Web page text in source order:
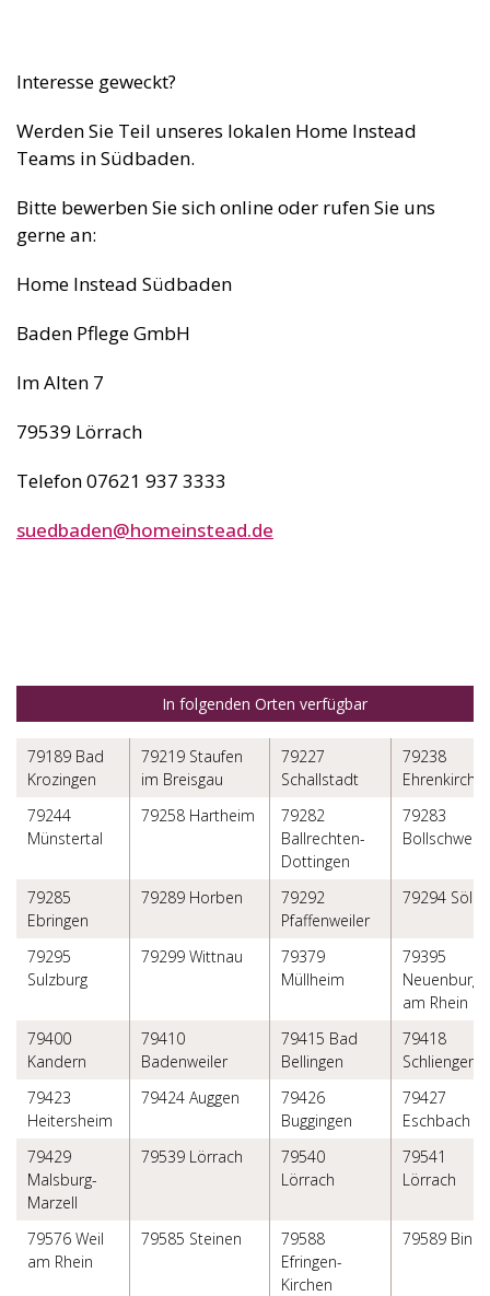
Interesse geweckt?
Werden Sie Teil unseres lokalen Home Instead
Teams in Südbaden.
Bitte bewerben Sie sich online oder rufen Sie uns
gerne an:
Home Instead Südbaden
Baden Pflege GmbH
Im Alten 7
79539 Lörrach
Telefon 07621 937 3333
suedbaden@homeinstead.de
In folgenden Orten verfügbar
79189 Bad
Krozingen
79219 Staufen
im Breisgau
79227
Schallstadt
79238
79244
Münstertal
79258 Hartheim
79282
Ballrechten-
Dottingen
79283
Bollschweil
79285
Ebringen
79289 Horben
79292
Pfaffenweiler
79294
79295
Sulzburg
79299 Wittnau
79379
Müllheim
79395
Neuenburg
am Rhein
79400
Kandern
79410
Badenweiler
79415 Bad
Bellingen
79418
Schliengen
79423
Heitersheim
79424 Auggen
79426
Buggingen
79427
Eschbach
79429
Malsburg-
Marzell
79539 Lörrach
79540
Lörrach
79541
Lörrach
79576 Weil
am Rhein
79585 Steinen
79588
Efringen-
Kirchen
79589